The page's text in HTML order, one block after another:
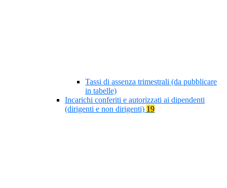
Tassi di assenza trimestrali (da pubblicare
in tabelle)
Incarichi conferiti e autorizzati ai dipendenti
(dirigenti e non dirigenti) 19